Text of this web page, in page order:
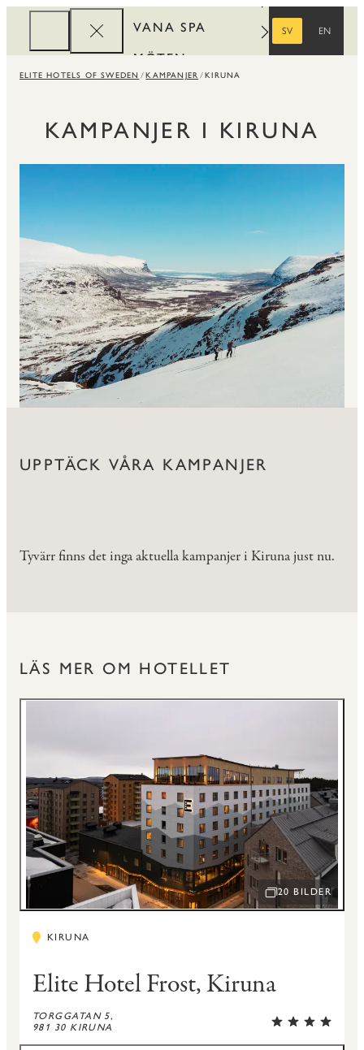
VANA SPA
MÖTEN
REWARDS
SV
EN
ELITE HOTELS OF SWEDEN KAMPANJER KIRUNA
KAMPANJER I KIRUNA
UPPTÄCK VÅRA KAMPANJER
Tyvärr finns det inga aktuella kampanjer i Kiruna just nu.
LÄS MER OM HOTELLET
ÖPPNA BILDSPEL
20 BILDER
KIRUNA
Elite Hotel Frost, Kiruna
TORGGATAN 5,
981 30 KIRUNA